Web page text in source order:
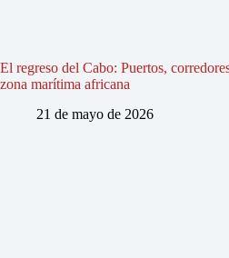
El regreso del Cabo: Puertos,
zona marítima africana
21 de mayo de 2026